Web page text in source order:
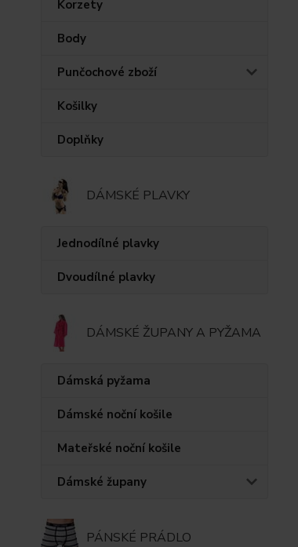
Korzety
Body
Punčochové zboží
Košilky
Doplňky
DÁMSKÉ PLAVKY
Jednodílné plavky
Dvoudílné plavky
DÁMSKÉ ŽUPANY A PYŽAMA
Dámská pyžama
Dámské noční košile
Mateřské noční košile
Dámské župany
PÁNSKÉ PRÁDLO